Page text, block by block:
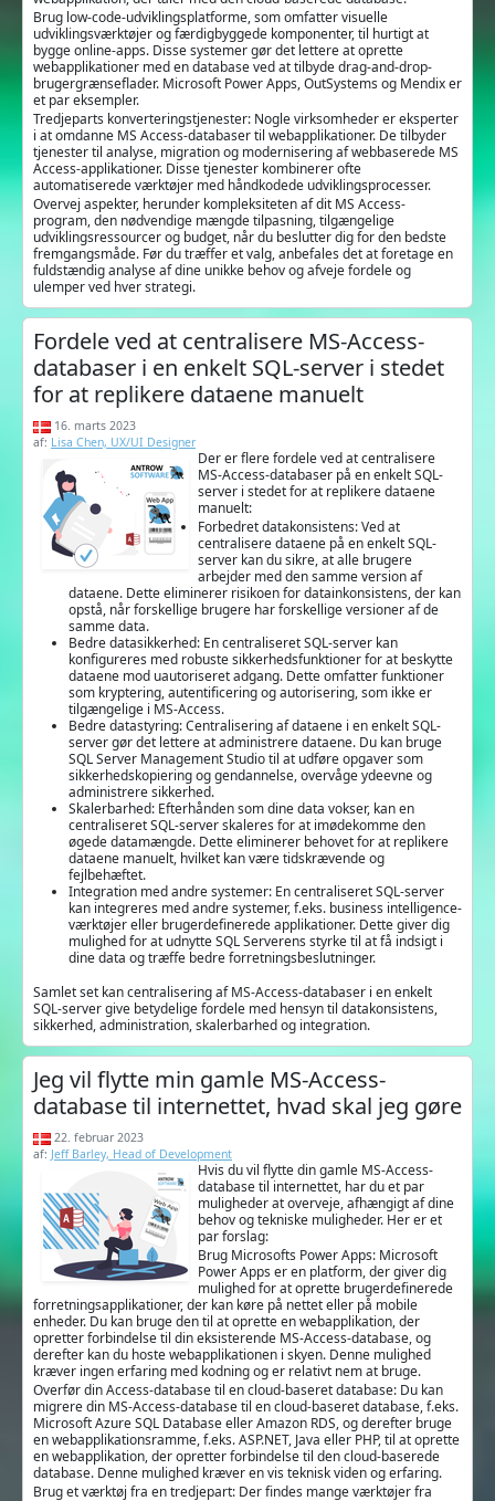
Brug low-code-udviklingsplatforme, som omfatter visuelle
udviklingsværktøjer og færdigbyggede komponenter, til hurtigt at
bygge online-apps. Disse systemer gør det lettere at oprette
webapplikationer med en database ved at tilbyde drag-and-drop-
brugergrænseflader. Microsoft Power Apps, OutSystems og Mendix er
et par eksempler.
Tredjeparts konverteringstjenester: Nogle virksomheder er eksperter
i at omdanne MS Access-databaser til webapplikationer. De tilbyder
tjenester til analyse, migration og modernisering af webbaserede MS
Access-applikationer. Disse tjenester kombinerer ofte
automatiserede værktøjer med håndkodede udviklingsprocesser.
Overvej aspekter, herunder kompleksiteten af dit MS Access-
program, den nødvendige mængde tilpasning, tilgængelige
udviklingsressourcer og budget, når du beslutter dig for den bedste
fremgangsmåde. Før du træffer et valg, anbefales det at foretage en
fuldstændig analyse af dine unikke behov og afveje fordele og
ulemper ved hver strategi.
Fordele ved at centralisere MS-Access-
databaser i en enkelt SQL-server i stedet
for at replikere dataene manuelt
16. marts 2023
af: Lisa Chen, UX/UI Designer
Der er flere fordele ved at centralisere
MS-Access-databaser på en enkelt SQL-
server i stedet for at replikere dataene
manuelt:
Forbedret datakonsistens: Ved at
centralisere dataene på en enkelt SQL-
server kan du sikre, at alle brugere
arbejder med den samme version af
dataene. Dette eliminerer risikoen for datainkonsistens, der kan
opstå, når forskellige brugere har forskellige versioner af de
samme data.
Bedre datasikkerhed: En centraliseret SQL-server kan
konfigureres med robuste sikkerhedsfunktioner for at beskytte
dataene mod uautoriseret adgang. Dette omfatter funktioner
som kryptering, autentificering og autorisering, som ikke er
tilgængelige i MS-Access.
Bedre datastyring: Centralisering af dataene i en enkelt SQL-
server gør det lettere at administrere dataene. Du kan bruge
SQL Server Management Studio til at udføre opgaver som
sikkerhedskopiering og gendannelse, overvåge ydeevne og
administrere sikkerhed.
Skalerbarhed: Efterhånden som dine data vokser, kan en
centraliseret SQL-server skaleres for at imødekomme den
øgede datamængde. Dette eliminerer behovet for at replikere
dataene manuelt, hvilket kan være tidskrævende og
fejlbehæftet.
Integration med andre systemer: En centraliseret SQL-server
kan integreres med andre systemer, f.eks. business intelligence-
værktøjer eller brugerdefinerede applikationer. Dette giver dig
mulighed for at udnytte SQL Serverens styrke til at få indsigt i
dine data og træffe bedre forretningsbeslutninger.
Samlet set kan centralisering af MS-Access-databaser i en enkelt
SQL-server give betydelige fordele med hensyn til datakonsistens,
sikkerhed, administration, skalerbarhed og integration.
Jeg vil flytte min gamle MS-Access-
database til internettet, hvad skal jeg gøre
22. februar 2023
af: Jeff Barley, Head of Development
Hvis du vil flytte din gamle MS-Access-
database til internettet, har du et par
muligheder at overveje, afhængigt af dine
behov og tekniske muligheder. Her er et
par forslag:
Brug Microsofts Power Apps: Microsoft
Power Apps er en platform, der giver dig
mulighed for at oprette brugerdefinerede
forretningsapplikationer, der kan køre på nettet eller på mobile
enheder. Du kan bruge den til at oprette en webapplikation, der
opretter forbindelse til din eksisterende MS-Access-database, og
derefter kan du hoste webapplikationen i skyen. Denne mulighed
kræver ingen erfaring med kodning og er relativt nem at bruge.
Overfør din Access-database til en cloud-baseret database: Du kan
migrere din MS-Access-database til en cloud-baseret database, f.eks.
Microsoft Azure SQL Database eller Amazon RDS, og derefter bruge
en webapplikationsramme, f.eks. ASP.NET, Java eller PHP, til at oprette
en webapplikation, der opretter forbindelse til den cloud-baserede
database. Denne mulighed kræver en vis teknisk viden og erfaring.
Brug et værktøj fra en tredjepart: Der findes mange værktøjer fra